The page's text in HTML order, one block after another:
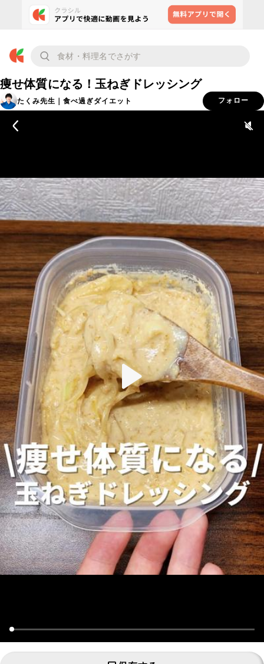
痩せ体質になる！玉ねぎドレッシング
たくみ先生｜食べ過ぎダイエット フォロー